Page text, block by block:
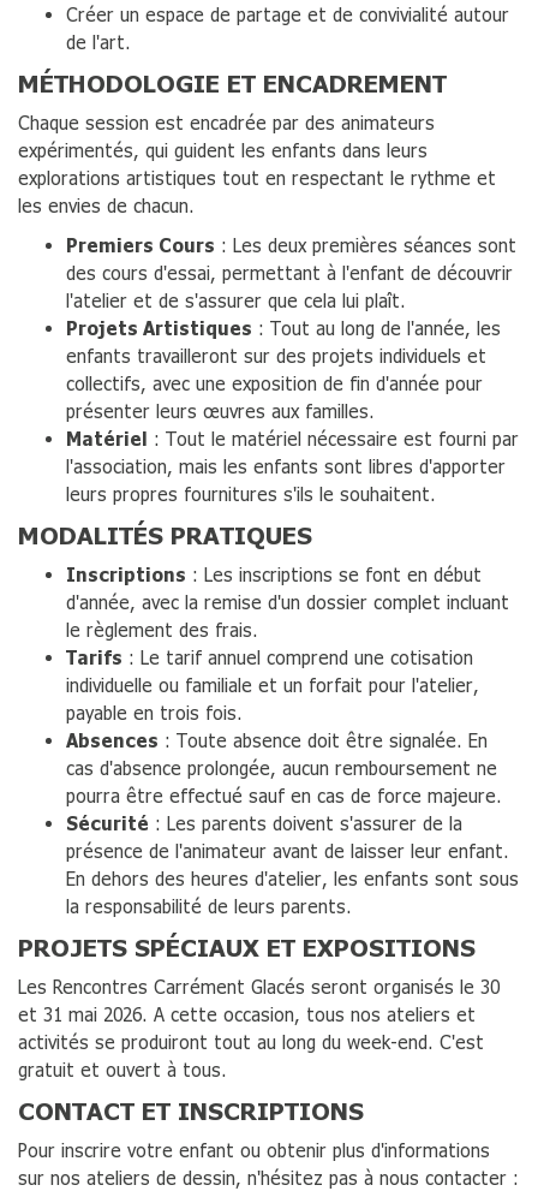
Créer un espace de partage et de convivialité autour
de l'art.
MÉTHODOLOGIE ET ENCADREMENT
Chaque session est encadrée par des animateurs
expérimentés, qui guident les enfants dans leurs
explorations artistiques tout en respectant le rythme et
les envies de chacun.
Premiers Cours : Les deux premières séances sont
des cours d'essai, permettant à l'enfant de découvrir
l'atelier et de s'assurer que cela lui plaît.
Projets Artistiques : Tout au long de l'année, les
enfants travailleront sur des projets individuels et
collectifs, avec une exposition de fin d'année pour
présenter leurs œuvres aux familles.
Matériel
: Tout le matériel nécessaire est fourni par
l'association, mais les enfants sont libres d'apporter
leurs propres fournitures s'ils le souhaitent.
MODALITÉS PRATIQUES
Inscriptions : Les inscriptions se font en début
d'année, avec la remise d'un dossier complet incluant
le règlement des frais.
Tarifs : Le tarif annuel comprend une cotisation
individuelle ou familiale et un forfait pour l'atelier,
payable en trois fois.
Absences : Toute absence doit être signalée. En
cas d'absence prolongée, aucun remboursement ne
pourra être effectué sauf en cas de force majeure.
Sécurité : Les parents doivent s'assurer de la
présence de l'animateur avant de laisser leur enfant.
En dehors des heures d'atelier, les enfants sont sous
la responsabilité de leurs parents.
PROJETS SPÉCIAUX ET EXPOSITIONS
Les Rencontres Carrément Glacés seront organisés le 30
et 31 mai 2026. A cette occasion, tous nos ateliers et
activités se produiront tout au long du week-end. C'est
gratuit et ouvert à tous.
CONTACT ET INSCRIPTIONS
Pour inscrire votre enfant ou obtenir plus d'informations
sur nos ateliers de dessin, n'hésitez pas à nous contacter :